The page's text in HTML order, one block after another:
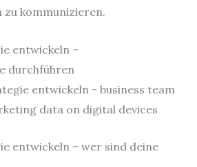
zu kommunizieren.
entwickeln –
durchführen
entwickeln – wer sind deine